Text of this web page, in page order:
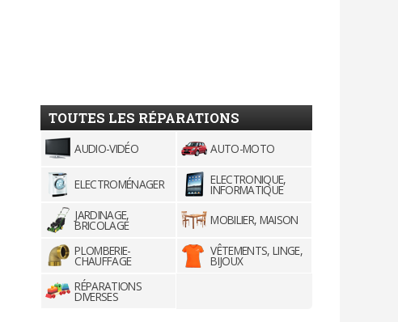
TOUTES LES RÉPARATIONS
AUDIO-VIDÉO AUTO-MOTO
ELECTROMÉNAGER ELECTRONIQUE,
INFORMATIQUE
JARDINAGE,
BRICOLAGE
MOBILIER, MAISON
PLOMBERIE-
CHAUFFAGE
VÊTEMENTS, LINGE,
BIJOUX
RÉPARATIONS
DIVERSES